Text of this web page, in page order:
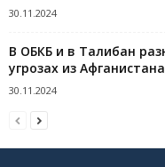
30.11.2024
В ОБКБ и в Талибан
угрозах из Афганистана
30.11.2024